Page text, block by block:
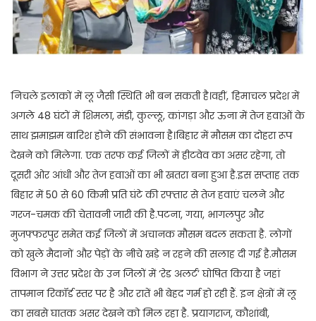
निचले इलाकों में लू जैसी स्थिति भी बन सकती है।वहीं, हिमाचल प्रदेश में
अगले 48 घंटों में शिमला, मंडी, कुल्लू, कांगड़ा और ऊना में तेज हवाओं के
साथ झमाझम बारिश होने की संभावना है।बिहार में मौसम का दोहरा रूप
देखने को मिलेगा. एक तरफ कई जिलों में हीटवेव का असर रहेगा, तो
दूसरी ओर आंधी और तेज हवाओं का भी खतरा बना हुआ है.इस सप्ताह तक
बिहार में 50 से 60 किमी प्रति घंटे की रफ्तार से तेज हवाएं चलने और
गरज-चमक की चेतावनी जारी की है.पटना, गया, भागलपुर और
मुजफ्फरपुर समेत कई जिलों में अचानक मौसम बदल सकता है. लोगों
को खुले मैदानों और पेड़ों के नीचे खड़े न रहने की सलाह दी गई है.मौसम
विभाग ने उत्तर प्रदेश के उन जिलों में ‘रेड अलर्ट’ घोषित किया है जहां
तापमान रिकॉर्ड स्तर पर है और रातें भी बेहद गर्म हो रही हैं. इन क्षेत्रों में लू
का सबसे घातक असर देखने को मिल रहा है. प्रयागराज, कौशांबी,